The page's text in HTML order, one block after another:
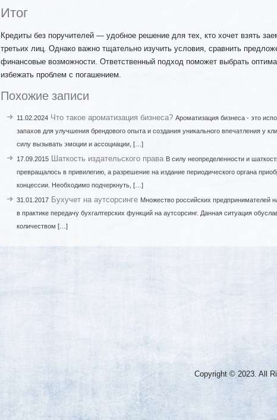
Итог
Кредиты без поручителей — удобное решение для тех, кто хочет взять
третьих лиц. Однако важно тщательно изучить условия, сравнить
финансовые возможности. Ответственный подход поможет выбрать
избежать проблем с погашением.
Похожие записи
11.02.2024 Что такое ароматизация бизнеса? Ароматизация бизнеса - это
запахов для улучшения брендового опыта и создания уникального впечатления у
силу вызывать эмоции и ассоциации, […]
17.09.2015 Шаткость издательского права В силу неопределенности и
превращалось в привилегию, а разрешение на издание периодического органа
концессии. Необходимо подчеркнуть, […]
31.01.2017 Бухучет на аутсорсинге Множество российских предпринимателей
в практике передачу бухгалтерских функций на аутсорсинг. Данная ситуация
количеством […]
Copyright © 2023. All